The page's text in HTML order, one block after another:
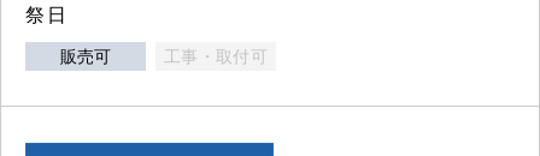
祭日
販売可 工事・取付可